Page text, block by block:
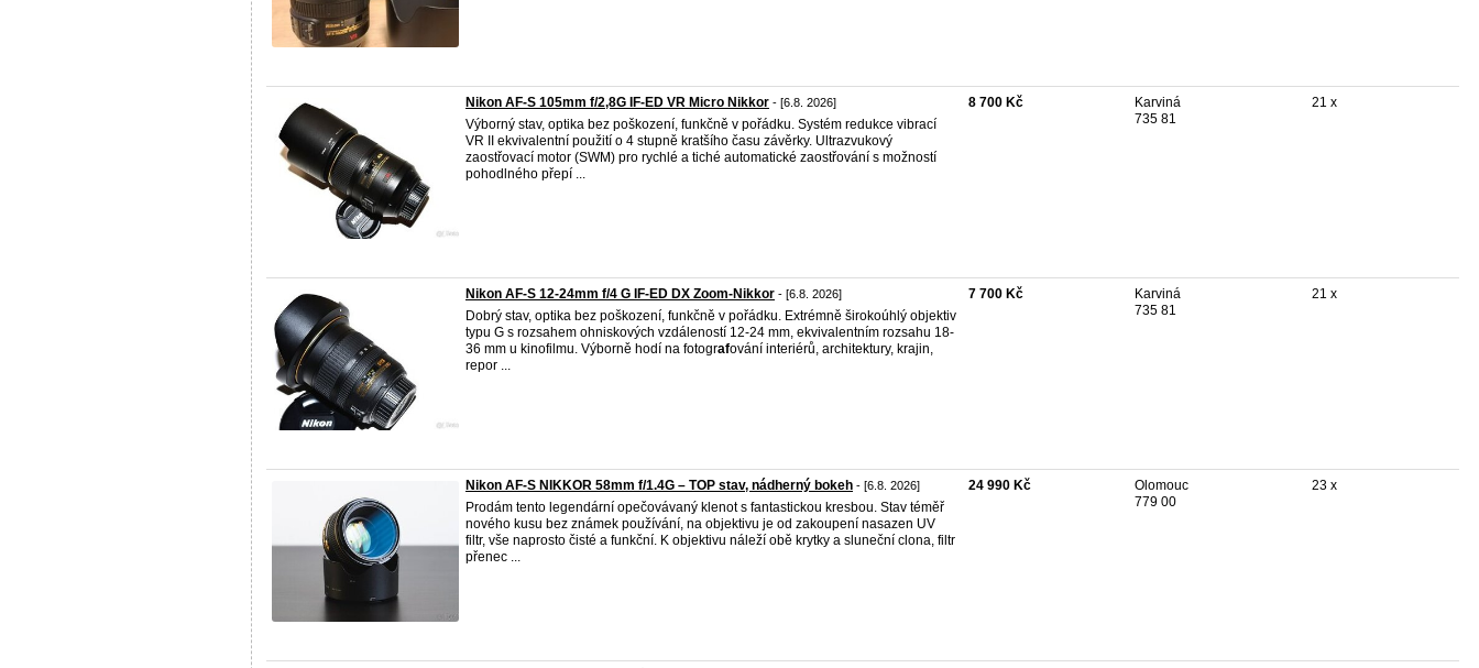
Nikon AF-S 105mm f/2,8G IF-ED VR Micro Nikkor - [6.8. 2026]
Výborný stav, optika bez poškození, funkčně v pořádku. Systém redukce vibrací
VR II ekvivalentní použití o 4 stupně kratšího času závěrky. Ultrazvukový
zaostřovací motor (SWM) pro rychlé a tiché automatické zaostřování s možností
pohodlného přepí ...
8 700 Kč
Karviná
735 81
21 x
Nikon AF-S 12-24mm f/4 G IF-ED DX Zoom-Nikkor - [6.8. 2026]
Dobrý stav, optika bez poškození, funkčně v pořádku. Extrémně širokoúhlý objektiv
typu G s rozsahem ohniskových vzdáleností 12-24 mm, ekvivalentním rozsahu 18-
36 mm u kinofilmu. Výborně hodí na fotografování interiérů, architektury, krajin,
repor ...
7 700 Kč
Karviná
735 81
21 x
Nikon AF-S NIKKOR 58mm f/1.4G – TOP stav, nádherný bokeh - [6.8. 2026]
Prodám tento legendární opečovávaný klenot s fantastickou kresbou. Stav téměř
nového kusu bez známek používání, na objektivu je od zakoupení nasazen UV
filtr, vše naprosto čisté a funkční. K objektivu náleží obě krytky a sluneční clona, filtr
přenec ...
24 990 Kč
Olomouc
779 00
23 x